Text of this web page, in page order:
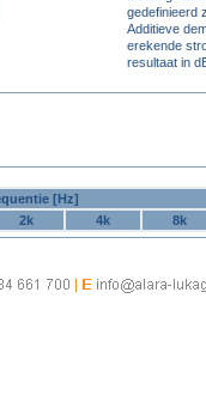
gedefinieerd
Additieve
erekende
resultaat in
[Hz]
2k 4k 8k